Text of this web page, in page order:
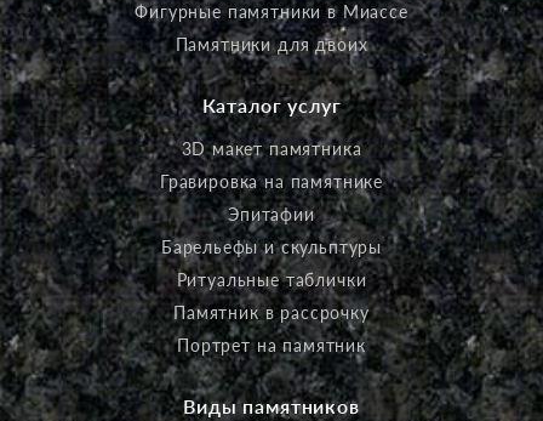
Фигурные памятники в Миассе
Памятники для двоих
Каталог услуг
3D макет памятника
Гравировка на памятнике
Эпитафии
Барельефы и скульптуры
Ритуальные таблички
Памятник в рассрочку
Портрет на памятник
Виды памятников